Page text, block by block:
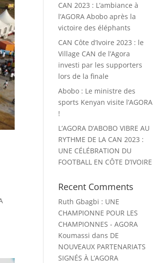
CAN 2023 : L’ambiance à
l’AGORA Abobo après la
victoire des éléphants
CAN Côte d’Ivoire 2023 : le
Village CAN de l’Agora
investi par les supporters
lors de la finale
Abobo : Le ministre des
sports Kenyan visite l’AGORA
!
L’AGORA D’ABOBO VIBRE AU
RYTHME DE LA CAN 2023 :
UNE CÉLÉBRATION DU
FOOTBALL EN CÔTE D’IVOIRE
Recent Comments
Ruth Gbagbi : UNE
CHAMPIONNE POUR LES
CHAMPIONNES - AGORA
Koumassi dans DE
NOUVEAUX PARTENARIATS
SIGNÉS À L’AGORA